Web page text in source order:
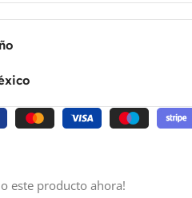
este producto ahora!